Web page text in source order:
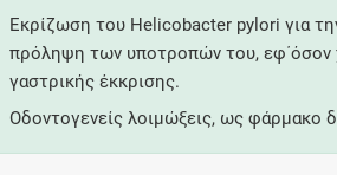
Εκρίζωση του Helicobacter pylori για
πρόληψη των υποτροπών του, εφ΄όσον
γαστρικής έκκρισης.
Οδοντογενείς λοιμώξεις, ως φάρμακο